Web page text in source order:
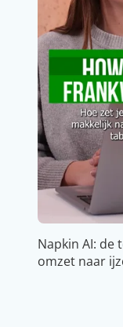
Napkin AI: de
omzet naar